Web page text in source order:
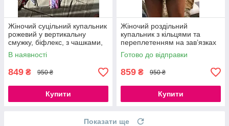
Жіночий суцільний купальник
рожевий у вертикальну
смужку, біфлекс, з чашками,
S, M
В наявності
849 ₴ 950 ₴
Купити
Жіночий роздільний
купальник з кільцями та
переплетенням на зав’язках
чорний бікіні з поролоновими
вкладками S, M, L
Готово до відправки
859 ₴ 950 ₴
Купити
Показати ще